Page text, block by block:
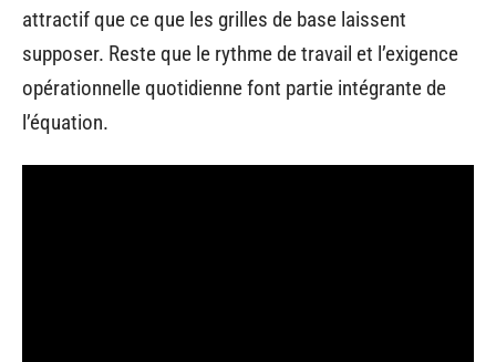
attractif que ce que les grilles de base laissent
supposer. Reste que le rythme de travail et l’exigence
opérationnelle quotidienne font partie intégrante de
l’équation.